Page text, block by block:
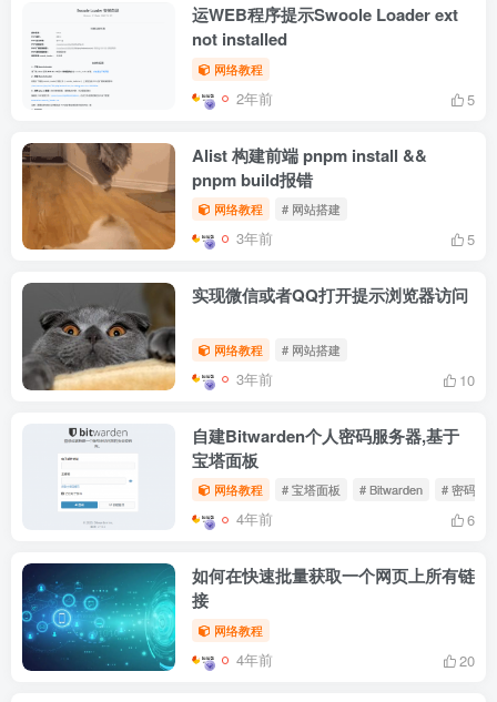
运WEB程序提示Swoole Loader ext
not installed
网络教程
2年前 5
Alist 构建前端 pnpm install &&
pnpm build报错
网络教程 # 网站搭建
3年前 5
实现微信或者QQ打开提示浏览器访问
网络教程 # 网站搭建
3年前 10
自建Bitwarden个人密码服务器,基于
宝塔面板
网络教程 # 宝塔面板 # Bitwarden # 密码
4年前 6
如何在快速批量获取一个网页上所有链
接
网络教程
4年前 20